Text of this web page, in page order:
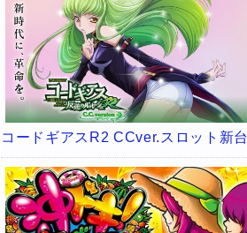
コードギアスR2 CCver.スロット新台